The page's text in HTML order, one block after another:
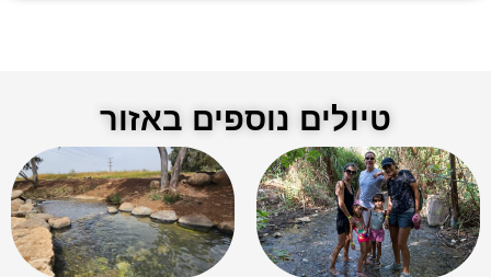
טיולים נוספים באזור